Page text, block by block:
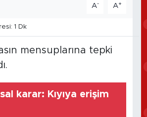
A- A+
1 Dk
mensuplarına tepki
karar: Kıyıya erişim